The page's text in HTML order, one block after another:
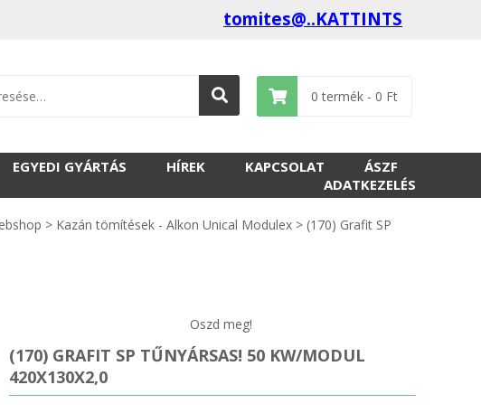
tomites@..KATTINTS
0 termék - 0 Ft
EGYEDI GYÁRTÁS HÍREK KAPCSOLAT
ÁSZF
ADATKEZELÉS
> Kazán tömítések - Alkon Unical Modulex > (170) Grafit SP
Oszd meg!
(170) GRAFIT SP TŰNYÁRSAS! 50 KW/MODUL
420X130X2,0